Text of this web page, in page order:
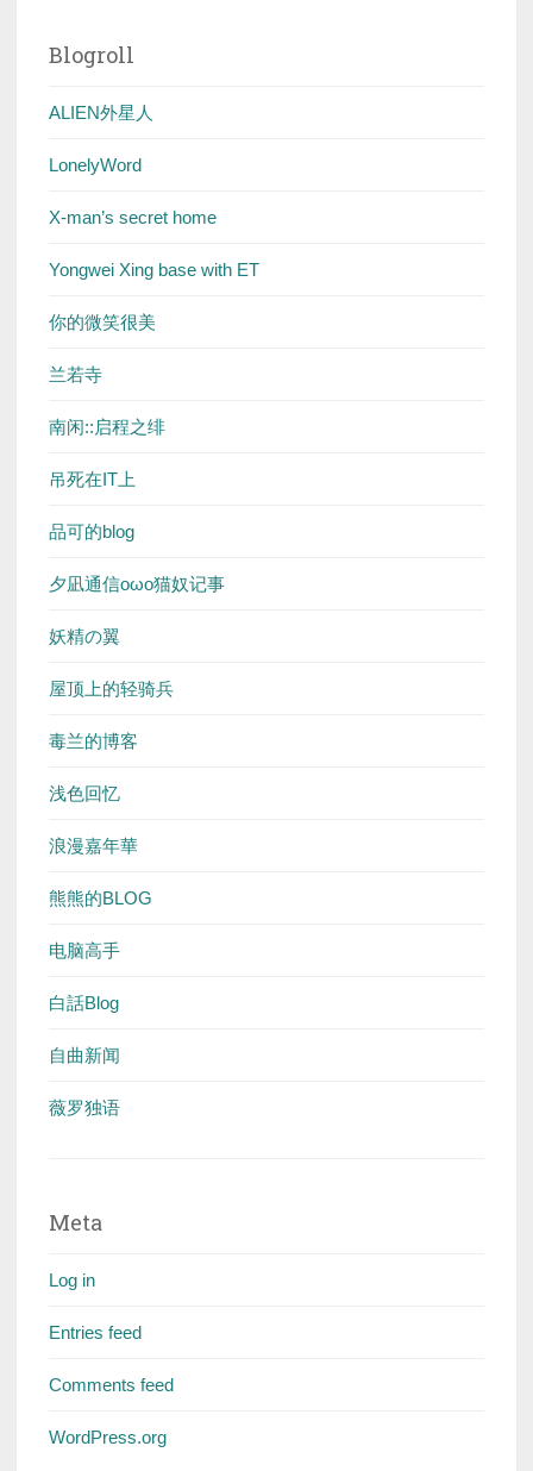
Blogroll
ALIEN外星人
LonelyWord
X-man’s secret home
Yongwei Xing base with ET
你的微笑很美
兰若寺
南闲::启程之绯
吊死在IT上
品可的blog
夕凪通信oωo猫奴记事
妖精の翼
屋顶上的轻骑兵
毒兰的博客
浅色回忆
浪漫嘉年華
熊熊的BLOG
电脑高手
白話Blog
自曲新闻
薇罗独语
Meta
Log in
Entries feed
Comments feed
WordPress.org